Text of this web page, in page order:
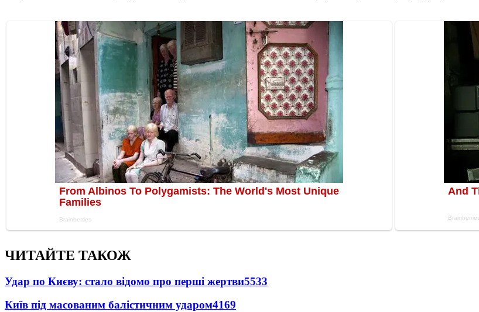
ЧИТАЙТЕ ТАКОЖ
Удар по Києву: стало відомо про перші жертви5533
Київ під масованим балістичним ударом4169